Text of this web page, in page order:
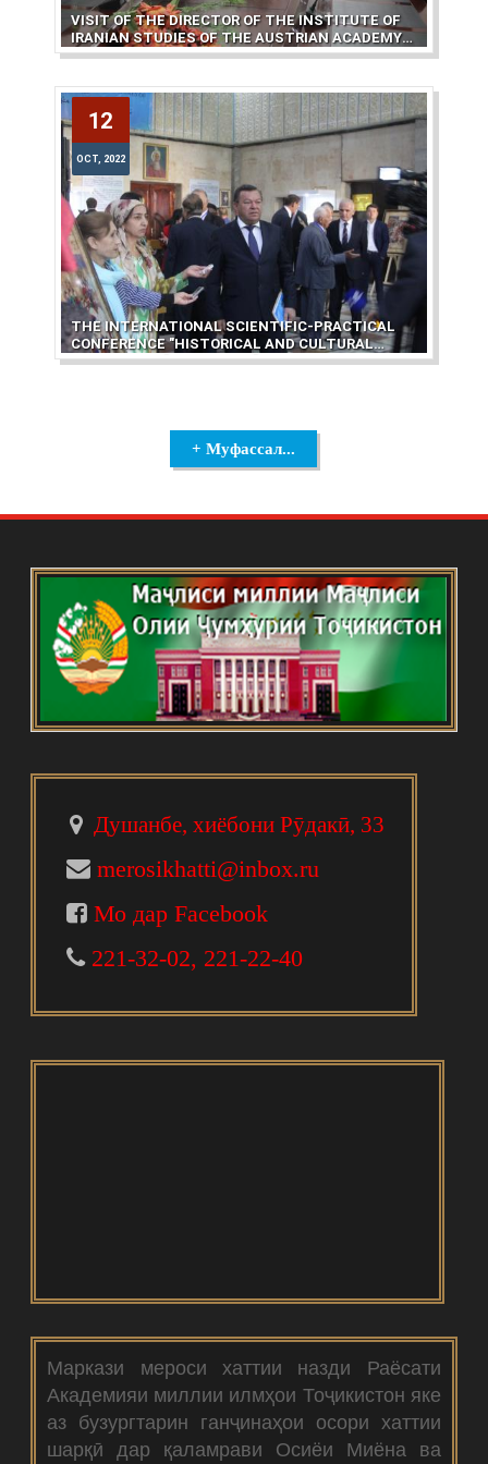
VISIT OF THE DIRECTOR OF THE INSTITUTE OF
IRANIAN STUDIES OF THE AUSTRIAN ACADEMY
OF SCIENCES TO THE CENTER OF WRITTEN
12
OCT, 2022
12
OCT, 2022
THE INTERNATIONAL SCIENTIFIC-PRACTICAL
CONFERENCE "HISTORICAL AND CULTURAL
GEOGRAPHY "SHOHNOMA"
+ Муфассал...
Душанбе, хиёбони Рӯдакӣ, 33
merosikhatti@inbox.ru
Мо дар Facebook
221-32-02, 221-22-40
Маркази мероси хаттии назди Раёсати
Академияи миллии илмҳои Тоҷикистон яке
аз бузургтарин ганҷинаҳои осори хаттии
шарқӣ дар қаламрави Осиёи Миёна ва